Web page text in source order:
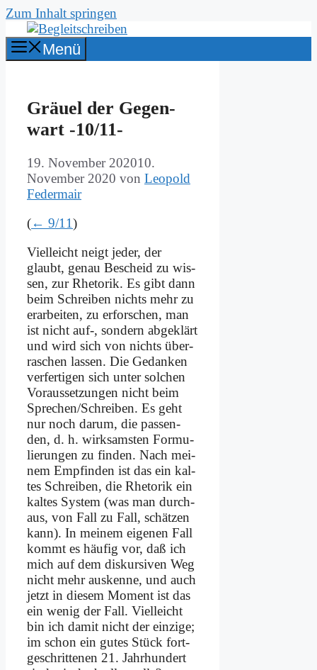
Zum Inhalt springen
Menü
Gräu­el der Ge­gen­
wart ‑10/11-
19. November 202010.
November 2020 von Leopold
Federmair
(← 9/11)
Viel­leicht neigt je­der, der
glaubt, ge­nau Be­scheid zu wis­
sen, zur Rhe­to­rik. Es gibt dann
beim Schrei­ben nichts mehr zu
er­ar­bei­ten, zu er­for­schen, man
ist nicht auf‑, son­dern ab­ge­klärt
und wird sich von nichts über­
ra­schen las­sen. Die Ge­dan­ken
ver­fer­ti­gen sich un­ter sol­chen
Vor­aus­set­zun­gen nicht beim
Sprechen/Schreiben. Es geht
nur noch dar­um, die pas­sen­
den, d. h. wirk­sam­sten For­mu­
lie­run­gen zu fin­den. Nach mei­
nem Emp­fin­den ist das ein kal­
tes Schrei­ben, die Rhe­to­rik ein
kal­tes Sy­stem (was man durch­
aus, von Fall zu Fall, schät­zen
kann). In mei­nem ei­ge­nen Fall
kommt es häu­fig vor, daß ich
mich auf dem dis­kur­si­ven Weg
nicht mehr aus­ken­ne, und auch
jetzt in die­sem Mo­ment ist das
ein we­nig der Fall. Viel­leicht
bin ich da­mit nicht der ein­zi­ge;
im schon ein gu­tes Stück fort­
ge­schrit­te­nen 21. Jahr­hun­dert